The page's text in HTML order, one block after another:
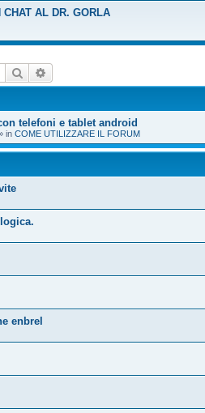
AL DR. GORLA
Cerca
telefoni e tablet android
in COME UTILIZZARE IL FORUM
enbrel